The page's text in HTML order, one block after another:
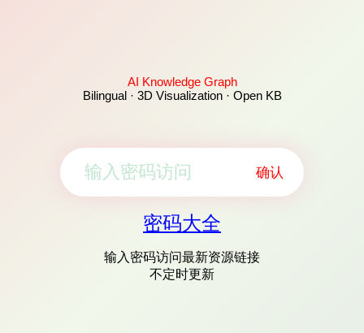
AI Knowledge Graph
Bilingual · 3D Visualization · Open KB
确认
密码大全
输入密码访问最新资源链接
不定时更新